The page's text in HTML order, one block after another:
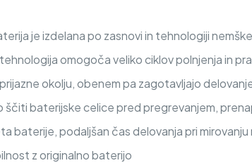
je izdelana po zasnovi in tehnologiji
omogoča veliko ciklov polnjenja in
okolju, obenem pa zagotavljajo
ščiti baterijske celice pred pregrevanjem,
baterije, podaljšan čas delovanja pri
z originalno baterijo